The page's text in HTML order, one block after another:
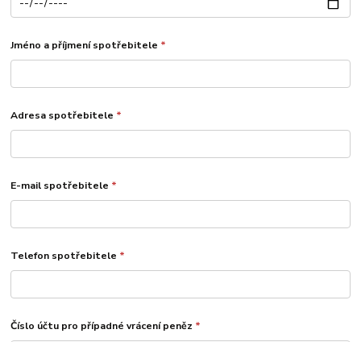
Jméno a příjmení spotřebitele *
Adresa spotřebitele *
E-mail spotřebitele *
Telefon spotřebitele *
Číslo účtu pro případné vrácení peněz *